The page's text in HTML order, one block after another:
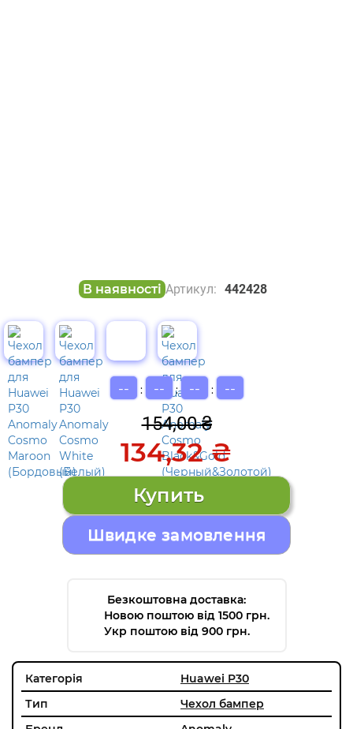
В наявності Артикул: 442428
-- : -- : -- : --
154,00 ₴
134,32 ₴
Швидке замовлення
Безкоштовна доставка:
Новою поштою від 1500 грн.
Укр поштою від 900 грн.
Категорія
Huawei P30
Тип
Чехол бампер